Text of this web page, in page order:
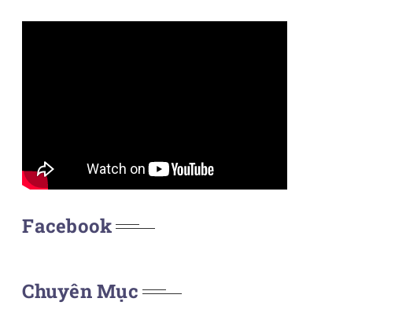
Facebook
Chuyên Mục